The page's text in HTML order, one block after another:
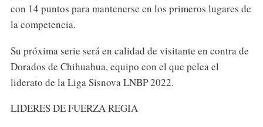
con 14 puntos para mantenerse en los primeros lugares de
la competencia.
Su próxima serie será en calidad de visitante en contra de
Dorados de Chihuahua, equipo con el que pelea el
liderato de la Liga Sisnova LNBP 2022.
LIDERES DE FUERZA REGIA